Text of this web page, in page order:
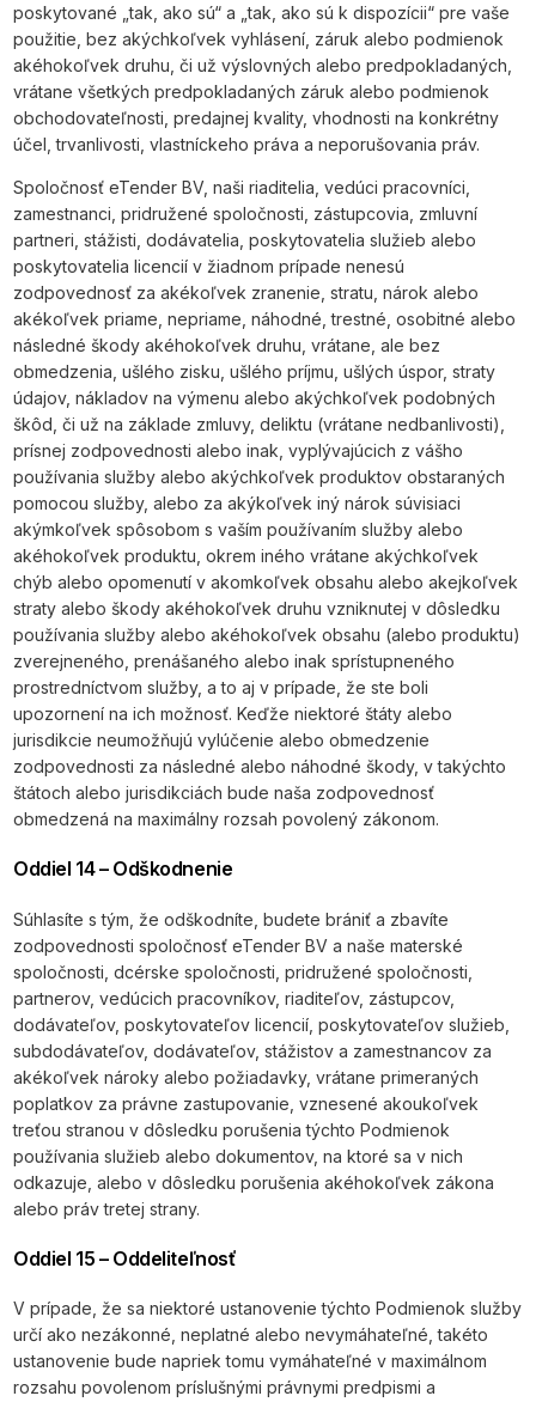
poskytované „tak, ako sú“ a „tak, ako sú k dispozícii“ pre vaše
použitie, bez akýchkoľvek vyhlásení, záruk alebo podmienok
akéhokoľvek druhu, či už výslovných alebo predpokladaných,
vrátane všetkých predpokladaných záruk alebo podmienok
obchodovateľnosti, predajnej kvality, vhodnosti na konkrétny
účel, trvanlivosti, vlastníckeho práva a neporušovania práv.
Spoločnosť eTender BV, naši riaditelia, vedúci pracovníci,
zamestnanci, pridružené spoločnosti, zástupcovia, zmluvní
partneri, stážisti, dodávatelia, poskytovatelia služieb alebo
poskytovatelia licencií v žiadnom prípade nenesú
zodpovednosť za akékoľvek zranenie, stratu, nárok alebo
akékoľvek priame, nepriame, náhodné, trestné, osobitné alebo
následné škody akéhokoľvek druhu, vrátane, ale bez
obmedzenia, ušlého zisku, ušlého príjmu, ušlých úspor, straty
údajov, nákladov na výmenu alebo akýchkoľvek podobných
škôd, či už na základe zmluvy, deliktu (vrátane nedbanlivosti),
prísnej zodpovednosti alebo inak, vyplývajúcich z vášho
používania služby alebo akýchkoľvek produktov obstaraných
pomocou služby, alebo za akýkoľvek iný nárok súvisiaci
akýmkoľvek spôsobom s vaším používaním služby alebo
akéhokoľvek produktu, okrem iného vrátane akýchkoľvek
chýb alebo opomenutí v akomkoľvek obsahu alebo akejkoľvek
straty alebo škody akéhokoľvek druhu vzniknutej v dôsledku
používania služby alebo akéhokoľvek obsahu (alebo produktu)
zverejneného, prenášaného alebo inak sprístupneného
prostredníctvom služby, a to aj v prípade, že ste boli
upozornení na ich možnosť. Keďže niektoré štáty alebo
jurisdikcie neumožňujú vylúčenie alebo obmedzenie
zodpovednosti za následné alebo náhodné škody, v takýchto
štátoch alebo jurisdikciách bude naša zodpovednosť
obmedzená na maximálny rozsah povolený zákonom.
Oddiel 14 – Odškodnenie
Súhlasíte s tým, že odškodníte, budete brániť a zbavíte
zodpovednosti spoločnosť eTender BV a naše materské
spoločnosti, dcérske spoločnosti, pridružené spoločnosti,
partnerov, vedúcich pracovníkov, riaditeľov, zástupcov,
dodávateľov, poskytovateľov licencií, poskytovateľov služieb,
subdodávateľov, dodávateľov, stážistov a zamestnancov za
akékoľvek nároky alebo požiadavky, vrátane primeraných
poplatkov za právne zastupovanie, vznesené akoukoľvek
treťou stranou v dôsledku porušenia týchto Podmienok
používania služieb alebo dokumentov, na ktoré sa v nich
odkazuje, alebo v dôsledku porušenia akéhokoľvek zákona
alebo práv tretej strany.
Oddiel 15 – Oddeliteľnosť
V prípade, že sa niektoré ustanovenie týchto Podmienok služby
určí ako nezákonné, neplatné alebo nevymáhateľné, takéto
ustanovenie bude napriek tomu vymáhateľné v maximálnom
rozsahu povolenom príslušnými právnymi predpismi a